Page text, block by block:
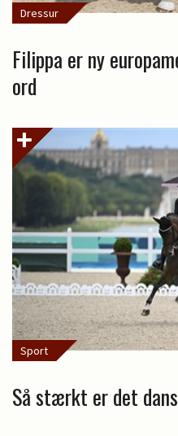
Dressur
Filippa er ny
ord
Sport
Så stærkt er det